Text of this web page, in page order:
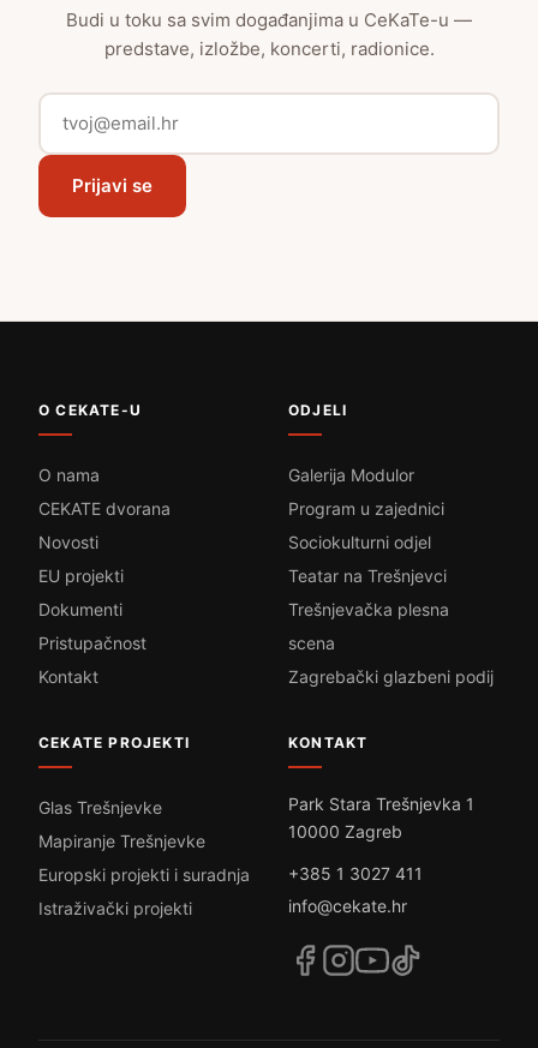
Budi u toku sa svim događanjima u CeKaTe-u —
predstave, izložbe, koncerti, radionice.
Prijavi se
O CEKATE-U
O nama
CEKATE dvorana
Novosti
EU projekti
Dokumenti
Pristupačnost
Kontakt
ODJELI
Galerija Modulor
Program u zajednici
Sociokulturni odjel
Teatar na Trešnjevci
Trešnjevačka plesna
scena
Zagrebački glazbeni podij
CEKATE PROJEKTI
Glas Trešnjevke
Mapiranje Trešnjevke
Europski projekti i suradnja
Istraživački projekti
KONTAKT
Park Stara Trešnjevka 1
10000 Zagreb
+385 1 3027 411
info@cekate.hr